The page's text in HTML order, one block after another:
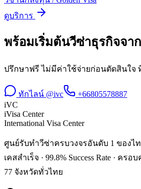
ดูบริการ
พร้อมเริ่มต้นวีซ่าธุรกิจจาก
ปรึกษาฟรี ไม่มีค่าใช้จ่ายก่อนตัดสินใจ
ทักไลน์ @ivc
+66805578887
iVC
iVisa Center
International Visa Center
ศูนย์รับทำวีซ่าครบวงจรอันดับ 1 ของไท
เคสสำเร็จ · 99.8% Success Rate · คร
77 จังหวัดทั่วไทย